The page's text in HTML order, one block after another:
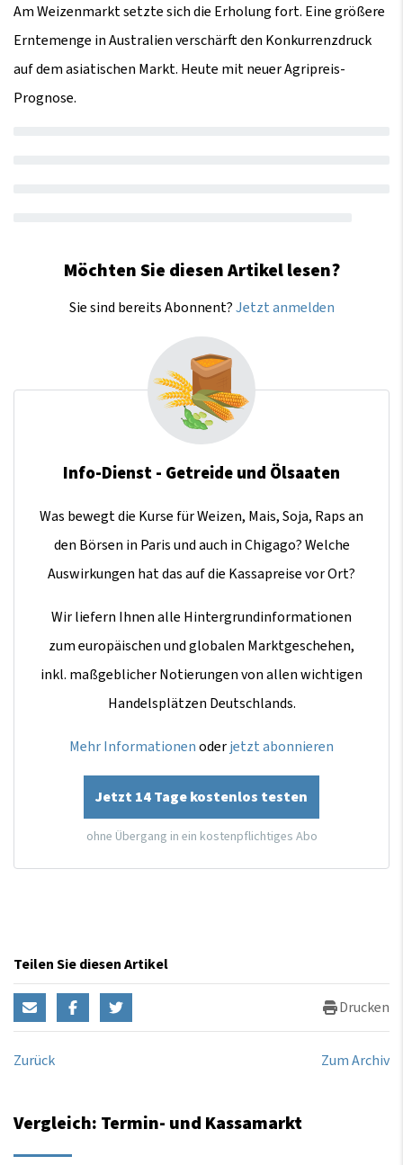
Am Weizenmarkt setzte sich die Erholung fort. Eine größere
Erntemenge in Australien verschärft den Konkurrenzdruck
auf dem asiatischen Markt. Heute mit neuer Agripreis-
Prognose.
Möchten Sie diesen Artikel lesen?
Sie sind bereits Abonnent?Jetzt anmelden
Info-Dienst - Getreide und Ölsaaten
Was bewegt die Kurse für Weizen, Mais, Soja, Raps an
den Börsen in Paris und auch in Chigago? Welche
Auswirkungen hat das auf die Kassapreise vor Ort?
Wir liefern Ihnen alle Hintergrundinformationen
zum europäischen und globalen Marktgeschehen,
inkl. maßgeblicher Notierungen von allen wichtigen
Handelsplätzen Deutschlands.
Mehr Informationenoderjetzt abonnieren
Jetzt 14 Tage kostenlos testen
ohne Übergang in ein kostenpflichtiges Abo
Teilen Sie diesen Artikel
Drucken
Zurück Zum Archiv
Vergleich: Termin- und Kassamarkt